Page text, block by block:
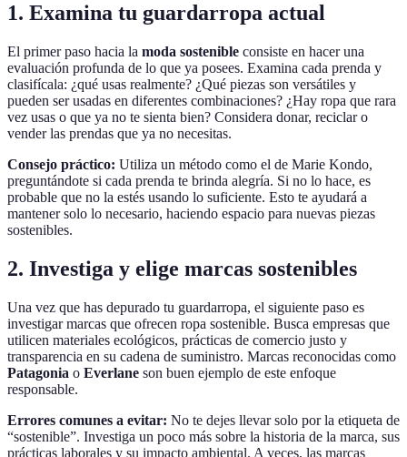
1. Examina tu guardarropa actual
El primer paso hacia la moda sostenible consiste en hacer una
evaluación profunda de lo que ya posees. Examina cada prenda y
clasifícala: ¿qué usas realmente? ¿Qué piezas son versátiles y
pueden ser usadas en diferentes combinaciones? ¿Hay ropa que rara
vez usas o que ya no te sienta bien? Considera donar, reciclar o
vender las prendas que ya no necesitas.
Consejo práctico: Utiliza un método como el de Marie Kondo,
preguntándote si cada prenda te brinda alegría. Si no lo hace, es
probable que no la estés usando lo suficiente. Esto te ayudará a
mantener solo lo necesario, haciendo espacio para nuevas piezas
sostenibles.
2. Investiga y elige marcas sostenibles
Una vez que has depurado tu guardarropa, el siguiente paso es
investigar marcas que ofrecen ropa sostenible. Busca empresas que
utilicen materiales ecológicos, prácticas de comercio justo y
transparencia en su cadena de suministro. Marcas reconocidas como
Patagonia o Everlane son buen ejemplo de este enfoque
responsable.
Errores comunes a evitar: No te dejes llevar solo por la etiqueta de
“sostenible”. Investiga un poco más sobre la historia de la marca, sus
prácticas laborales y su impacto ambiental. A veces, las marcas